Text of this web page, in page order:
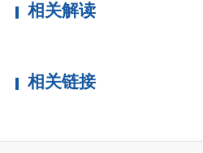
相关解读
相关链接